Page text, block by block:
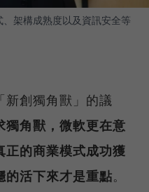
架構成熟度以及資訊安全等
新創獨角獸」的議
獨角獸，微軟更在意
正的商業模式成功獲
的活下來才是重點。